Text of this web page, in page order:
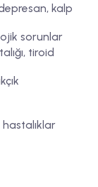
kalp
sorunlar
tiroid
hastalıklar